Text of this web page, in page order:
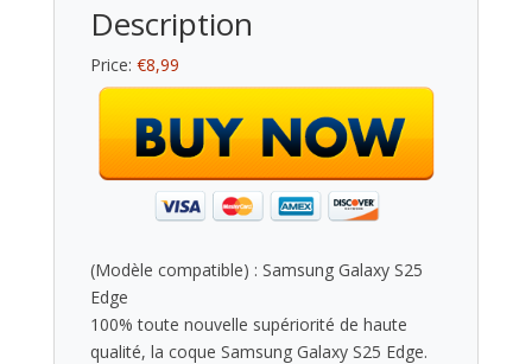
Description
Price: €8,99
(Modèle compatible) : Samsung Galaxy S25
Edge
100% toute nouvelle supériorité de haute
qualité, la coque Samsung Galaxy S25 Edge.